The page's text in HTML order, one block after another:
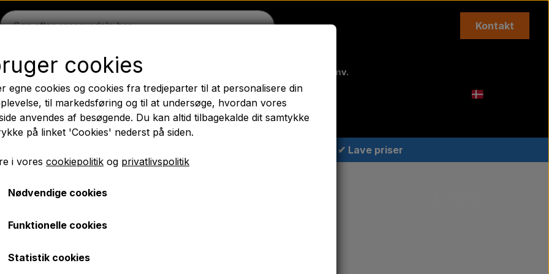
Kontakt
Massey Ferguson Fordson Trækbomme - Topstænger mv.
Olie Kemi El-dele LED Lygter Pære Maling Agricolour
PTO Aksler GARDLOC Værksted/ Værktøj Tilbud
✔ Lave priser
Pære/ Sikringer/ Bolte
Hornkontakt
kr. 49,00
cookies
egne cookies og cookies fra tredjeparter til at personalisere din
til markedsføring og til at undersøge, hvordan vores
anvendes af besøgende. Du kan altid tilbagekalde dit samtykke
på linket 'Cookies' nederst på siden.
i vores cookiepolitik og privatlivspolitik
Nødvendige cookies
Funktionelle cookies
Statistik cookies